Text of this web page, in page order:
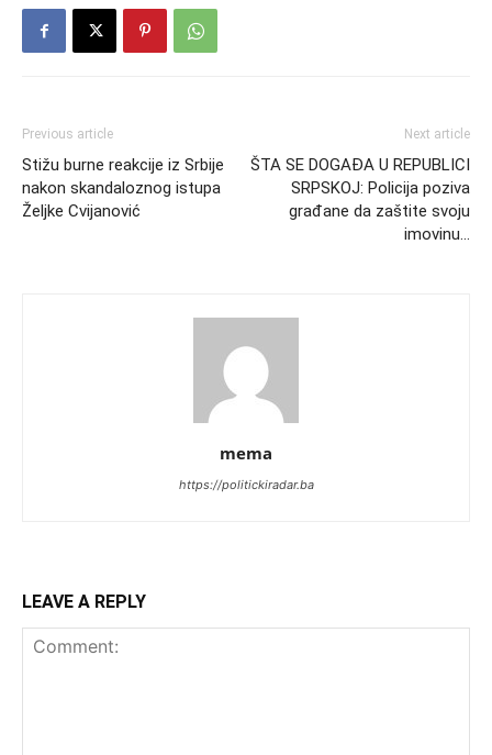
Previous article
Stižu burne reakcije iz Srbije
nakon skandaloznog istupa
Željke Cvijanović
Next article
ŠTA SE DOGAĐA U REPUBLICI
SRPSKOJ: Policija poziva
građane da zaštite svoju
imovinu…
mema
https://politickiradar.ba
LEAVE A REPLY